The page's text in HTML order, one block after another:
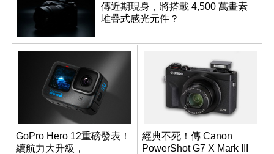
傳近期現身，將搭載 4,500 萬畫素
堆疊式感光元件？
GoPro Hero 12重磅發表！
續航力大升級，
經典不死！傳 Canon
PowerShot G7 X Mark III